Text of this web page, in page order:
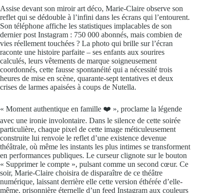
Assise devant son miroir art déco, Marie-Claire observe son
reflet qui se dédouble à l’infini dans les écrans qui l’entourent.
Son téléphone affiche les statistiques implacables de son
dernier post Instagram : 750 000 abonnés, mais combien de
vies réellement touchées ? La photo qui brille sur l’écran
raconte une histoire parfaite – ses enfants aux sourires
calculés, leurs vêtements de marque soigneusement
coordonnés, cette fausse spontanéité qui a nécessité trois
heures de mise en scène, quarante-sept tentatives et deux
crises de larmes apaisées à coups de Nutella.
« Moment authentique en famille ❤️ », proclame la légende
avec une ironie involontaire. Dans le silence de cette soirée
particulière, chaque pixel de cette image méticuleusement
construite lui renvoie le reflet d’une existence devenue
théâtrale, où même les instants les plus intimes se transforment
en performances publiques. Le curseur clignote sur le bouton
« Supprimer le compte », pulsant comme un second cœur. Ce
soir, Marie-Claire choisira de disparaître de ce théâtre
numérique, laissant derrière elle cette version éthérée d’elle-
même, prisonnière éternelle d’un feed Instagram aux couleurs